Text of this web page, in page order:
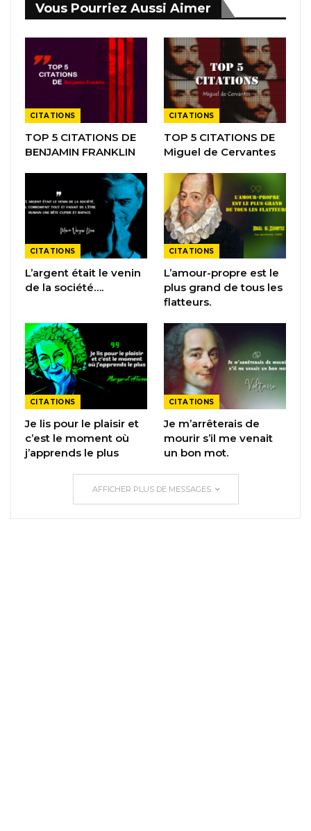
Vous Pourriez Aussi Aimer
CITATIONS
TOP 5 CITATIONS DE
BENJAMIN FRANKLIN
CITATIONS
TOP 5 CITATIONS DE
Miguel de Cervantes
CITATIONS
L’argent était le venin
de la société….
CITATIONS
L’amour-propre est le
plus grand de tous les
flatteurs.
CITATIONS
Je lis pour le plaisir et
c’est le moment où
j’apprends le plus
CITATIONS
Je m’arrêterais de
mourir s’il me venait
un bon mot.
AFFICHER PLUS DE MESSAGES